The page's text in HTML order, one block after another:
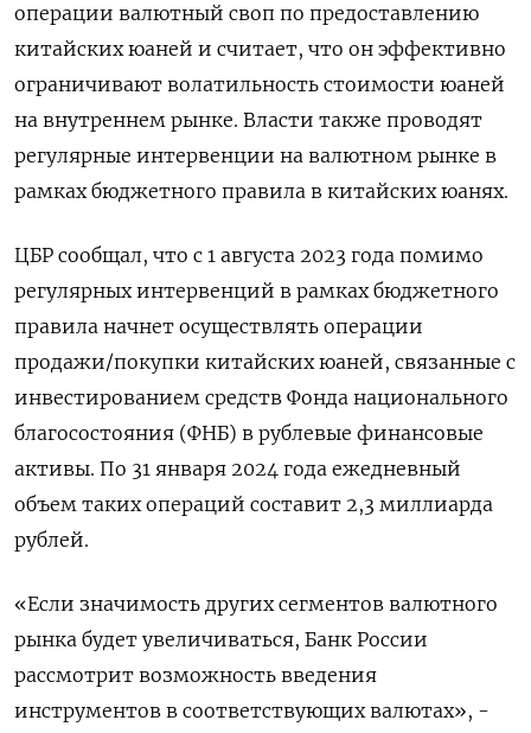
операции валютный своп по предоставлению
китайских юаней и считает, что он эффективно
ограничивают волатильность стоимости юаней
на внутреннем рынке. Власти также проводят
регулярные интервенции на валютном рынке в
рамках бюджетного правила в китайских юанях.
ЦБР сообщал, что с 1 августа 2023 года помимо
регулярных интервенций в рамках бюджетного
правила начнет осуществлять операции
продажи/покупки китайских юаней, связанные с
инвестированием средств Фонда национального
благосостояния (ФНБ) в рублевые финансовые
активы. По 31 января 2024 года ежедневный
объем таких операций составит 2,3 миллиарда
рублей.
«Если значимость других сегментов валютного
рынка будет увеличиваться, Банк России
рассмотрит возможность введения
инструментов в соответствующих валютах», -